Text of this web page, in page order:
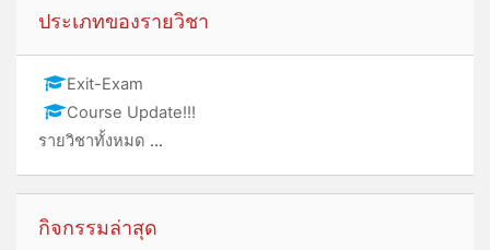
ประเภทของรายวิชา
Exit-Exam
Course Update!!!
รายวิชาทั้งหมด ...
กิจกรรมล่าสุด